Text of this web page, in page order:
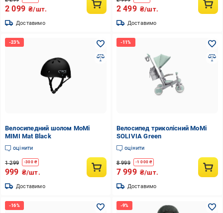
2 099 ₴/шт.
Доставимо
2 499 ₴/шт.
Доставимо
Велосипедний шолом MoMi
MIMI Mat Black
оцінити
1 299 -300₴
999 ₴/шт.
Доставимо
Велосипед триколісний MoMi
SOLIVIA Green
оцінити
8 999 -1 000 ₴
7 999 ₴/шт.
Доставимо